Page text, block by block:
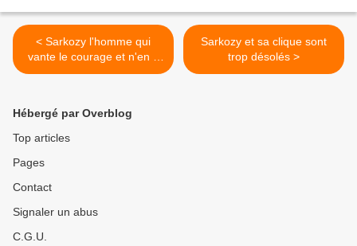
< Sarkozy l'homme qui
vante le courage et n'en a
pas
Sarkozy et sa clique sont
trop désolés >
Hébergé par Overblog
Top articles
Pages
Contact
Signaler un abus
C.G.U.